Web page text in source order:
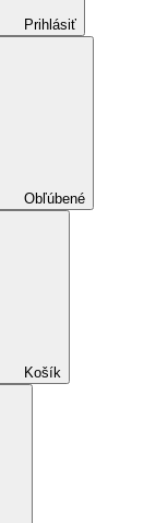
Prihlásiť
Obľúbené
Košík